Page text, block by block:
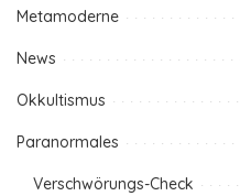
Metamoderne
News
Okkultismus
Paranormales
Verschwörungs-Check